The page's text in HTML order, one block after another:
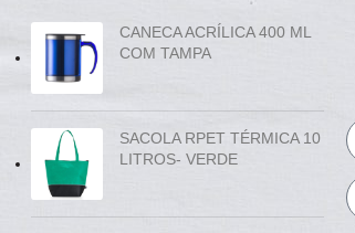
CANECA ACRÍLICA 400 ML
COM TAMPA
SACOLA RPET TÉRMICA 10
LITROS- VERDE